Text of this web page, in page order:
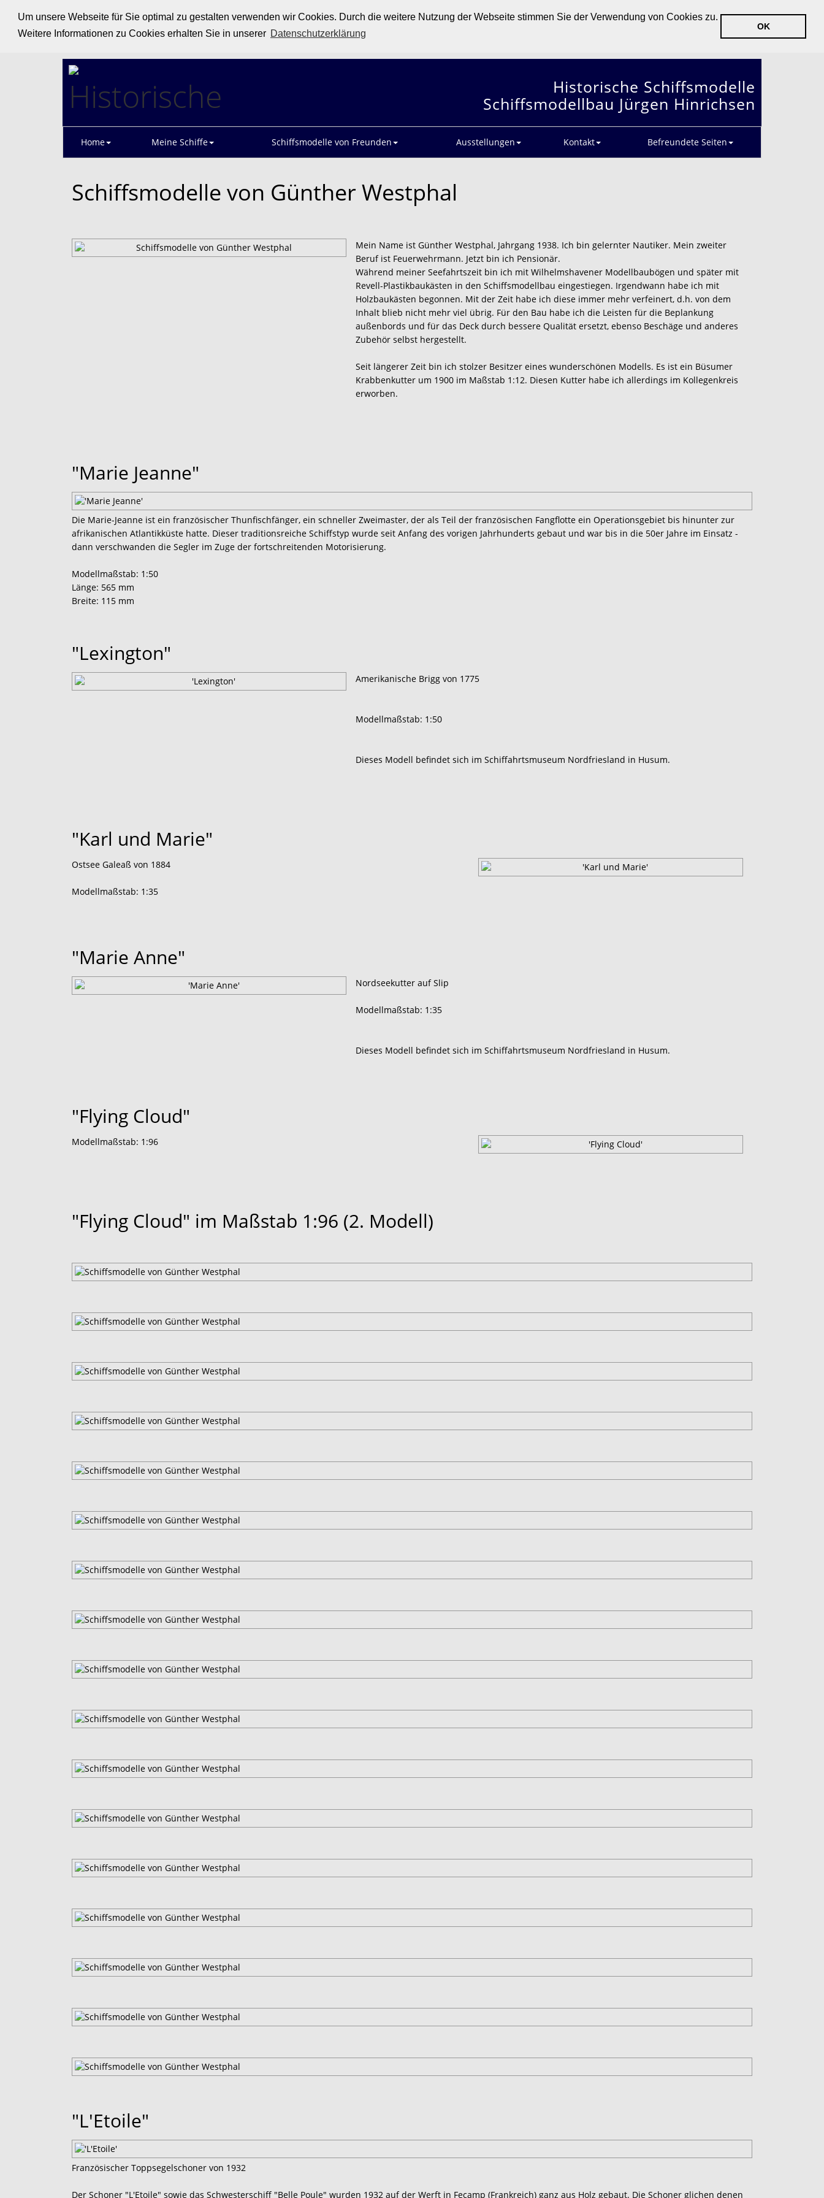
Um unsere Webseite für Sie optimal zu gestalten verwenden wir Cookies. Durch die weitere Nutzung der Webseite stimmen Sie der Verwendung von Cookies zu.
Weitere Informationen zu Cookies erhalten Sie in unserer Datenschutzerklärung
OK
Historische Schiffsmodelle
Schiffsmodellbau Jürgen Hinrichsen
Home Meine Schiffe Schiffsmodelle von Freunden Ausstellungen Kontakt Befreundete Seiten
Schiffsmodelle von Günther Westphal
Mein Name ist Günther Westphal, Jahrgang 1938. Ich bin gelernter Nautiker. Mein zweiter
Beruf ist Feuerwehrmann. Jetzt bin ich Pensionär.
Während meiner Seefahrtszeit bin ich mit Wilhelmshavener Modellbaubögen und später mit
Revell-Plastikbaukästen in den Schiffsmodellbau eingestiegen. Irgendwann habe ich mit
Holzbaukästen begonnen. Mit der Zeit habe ich diese immer mehr verfeinert, d.h. von dem
Inhalt blieb nicht mehr viel übrig. Für den Bau habe ich die Leisten für die Beplankung
außenbords und für das Deck durch bessere Qualität ersetzt, ebenso Beschäge und anderes
Zubehör selbst hergestellt.
Seit längerer Zeit bin ich stolzer Besitzer eines wunderschönen Modells. Es ist ein Büsumer
Krabbenkutter um 1900 im Maßstab 1:12. Diesen Kutter habe ich allerdings im Kollegenkreis
erworben.
"Marie Jeanne"
Die Marie-Jeanne ist ein französischer Thunfischfänger, ein schneller Zweimaster, der als Teil der französischen Fangflotte ein Operationsgebiet bis hinunter zur
afrikanischen Atlantikküste hatte. Dieser traditionsreiche Schiffstyp wurde seit Anfang des vorigen Jahrhunderts gebaut und war bis in die 50er Jahre im Einsatz -
dann verschwanden die Segler im Zuge der fortschreitenden Motorisierung.
Modellmaßstab: 1:50
Länge: 565 mm
Breite: 115 mm
"Lexington"
Amerikanische Brigg von 1775
Modellmaßstab: 1:50
Dieses Modell befindet sich im Schiffahrtsmuseum Nordfriesland in Husum.
"Karl und Marie"
Ostsee Galeaß von 1884
Modellmaßstab: 1:35
"Marie Anne"
Nordseekutter auf Slip
Modellmaßstab: 1:35
Dieses Modell befindet sich im Schiffahrtsmuseum Nordfriesland in Husum.
"Flying Cloud"
Modellmaßstab: 1:96
"Flying Cloud" im Maßstab 1:96 (2. Modell)
"L'Etoile"
Französischer Toppsegelschoner von 1932
Der Schoner "L'Etoile" sowie das Schwesterschiff "Belle Poule" wurden 1932 auf der Werft in Fecamp (Frankreich) ganz aus Holz gebaut. Die Schoner glichen denen